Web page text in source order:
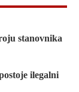
stanovnika
ilegalni